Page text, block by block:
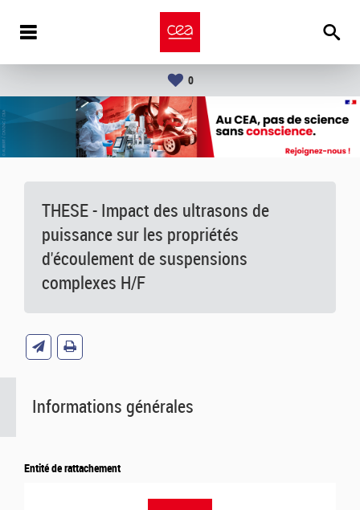
0
THESE - Impact des ultrasons de
puissance sur les propriétés
d'écoulement de suspensions
complexes H/F
Informations générales
Entité de rattachement